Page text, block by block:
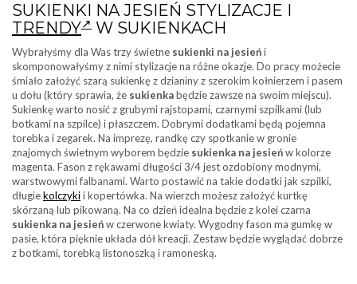
SUKIENKI NA JESIEŃ STYLIZACJE I
TRENDY
W SUKIENKACH
Wybrałyśmy dla Was trzy świetne sukienki na jesieńi
skomponowałyśmy z nimi stylizacje na różne okazje. Do pracy możecie
śmiało założyć szarą sukienkę z dzianiny z szerokim kołnierzem i pasem
u dołu (który sprawia, że sukienkabędzie zawsze na swoim miejscu).
Sukienkę warto nosić z grubymi rajstopami, czarnymi szpilkami (lub
botkami na szpilce) i płaszczem. Dobrymi dodatkami będą pojemna
torebka i zegarek. Na imprezę, randkę czy spotkanie w gronie
znajomych świetnym wyborem będzie sukienka na jesieńw kolorze
magenta. Fason z rękawami długości 3/4 jest ozdobiony modnymi,
warstwowymi falbanami. Warto postawić na takie dodatki jak szpilki,
długiekolczykii kopertówka. Na wierzch możesz założyć kurtkę
skórzaną lub pikowaną. Na co dzień idealna będzie z kolei czarna
sukienka na jesieńw czerwone kwiaty. Wygodny fason ma gumkę w
pasie, która pięknie układa dół kreacji. Zestaw będzie wyglądać dobrze
z botkami, torebką listonoszką i ramoneską.